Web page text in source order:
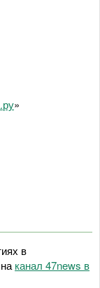
»
в
канал 47news в